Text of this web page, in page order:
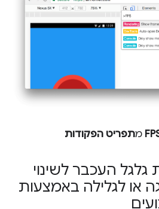
מתפריט הפקודות
העכבר לשינוי
או לגלילה באמצעות